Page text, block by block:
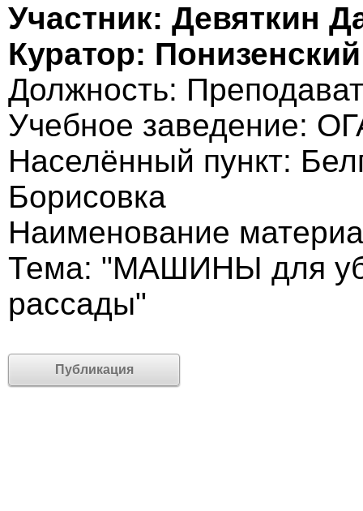
Участник: Девяткин
Куратор:
Должность:
Учебное заведение:
Населённый пункт:
Борисовка
Наименование
Тема: "МАШИНЫ для
рассады"
Публикация